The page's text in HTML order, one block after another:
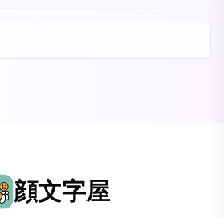
顔文字屋